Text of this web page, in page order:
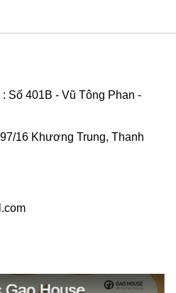
Số 401B - Vũ Tông Phan -
16 Khương Trung, Thanh